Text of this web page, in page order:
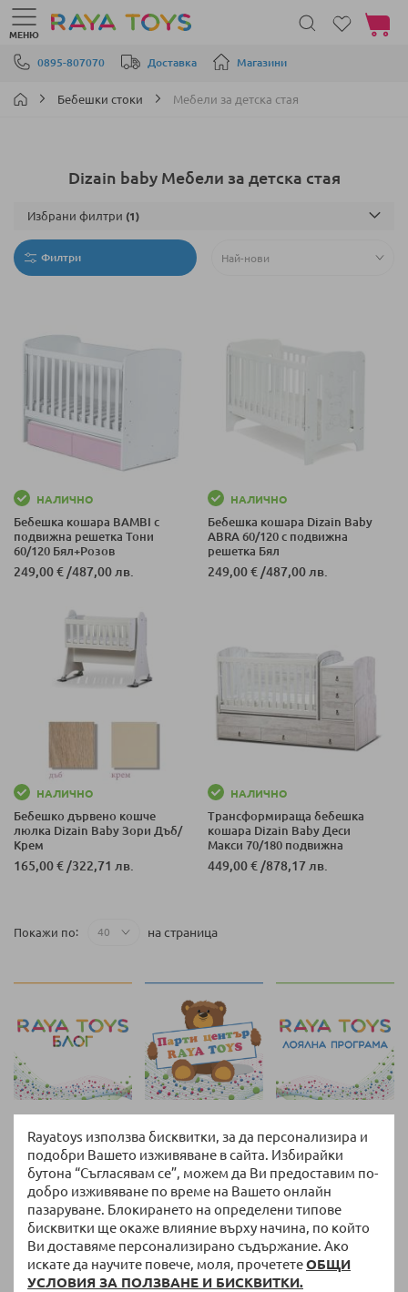
Rayatoys използва бисквитки, за да персонализира и
подобри Вашето изживяване в сайта. Избирайки
бутона “Съгласявам се”, можем да Ви предоставим по-
добро изживяване по време на Вашето онлайн
пазаруване. Блокирането на определени типове
бисквитки ще окаже влияние върху начина, по който
Ви доставяме персонализирано съдържание. Ако
искате да научите повече, моля, прочететеОБЩИ
УСЛОВИЯ ЗА ПОЛЗВАНЕ И БИСКВИТКИ.
Прескачане към съдържанието
0895-807070 Доставка Магазини
МЕНЮ
Моята
Бебешки стоки Мебели за детска стая
Dizain baby Мебели за детска стая
Филтри
НАЛИЧНО
Бебешка кошара BAMBI с
подвижна решетка Тони
60/120 Бял+Розов
249,00 € /487,00 лв.
НАЛИЧНО
Бебешка кошара Dizain Baby
ABRA 60/120 с подвижна
решетка Бял
249,00 € /487,00 лв.
НАЛИЧНО
Бебешко дървено кошче
люлка Dizain Baby Зори Дъб/
Крем
165,00 € /322,71 лв.
НАЛИЧНО
Трансформираща бебешка
кошара Dizain Baby Деси
Макси 70/180 подвижна
решетка Антик
449,00 € /878,17 лв.
Покажи по на страница
Избрани филтри
Връщане и замяна
14 дни право на връщане без допълнителни
въпроси
Безплатна доставка
За поръчки над 51,13 € / 100,00 лв. с тегло до 10
кг